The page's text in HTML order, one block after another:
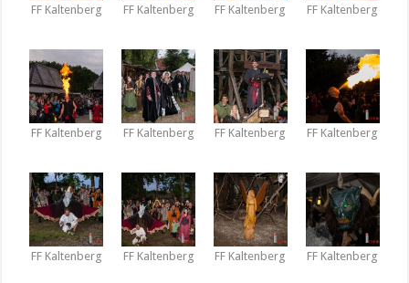
FF Kaltenberg FF Kaltenberg FF Kaltenberg FF Kaltenberg
FF Kaltenberg FF Kaltenberg FF Kaltenberg FF Kaltenberg
FF Kaltenberg FF Kaltenberg FF Kaltenberg FF Kaltenberg